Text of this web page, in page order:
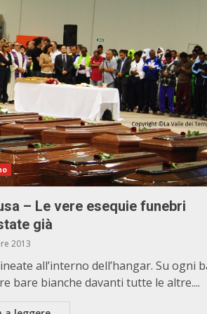
– Le vere esequie funebri
già
2013
all’interno dell’hangar. Su ogni
bare bianche davanti tutte le altre....